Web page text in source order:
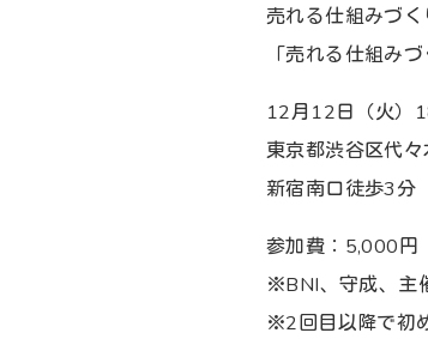
売れる仕組みづ
「売れる仕組み
12月12日（火）
東京都渋谷区代
新宿南口徒歩3分
参加費：5,000円
※BNI、守成、主
※2回目以降で初